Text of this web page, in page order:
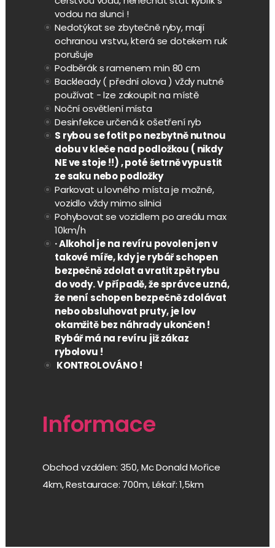
vodou na slunci !
Nedotýkat se zbytečně ryby, mají
ochranou vrstvu, která se dotekem ruk
porušuje
Podběrák s ramenem min 80 cm
Backleady ( přední olova ) vždy nutné
používat - lze zakoupit na místě
Noční osvětlení místa
Desinfekce určená k ošetření ryb
S rybou se fotit po nezbytně nutnou
dobu v kleče nad podložkou ( nikdy
NE ve stoje !!) , poté šetrně vypustit
ze saku nebo podložky
Parkovat u lovného místa je možné,
vozidlo vždy mimo silnici
Pohybovat se vozidlem po areálu max
10km/h
· Alkohol je na revíru povolen jen v
takové míře, kdy je rybář schopen
bezpečně zdolat a vratit zpět rybu
do vody. V případě, že správce uzná,
že není schopen bezpečně zdolávat
nebo obsluhovat pruty, je lov
okamžitě bez náhrady ukončen !
Rybář má na revíru již zákaz
rybolovu !
KONTROLOVÁNO !
Informace
Obchod vzdálen: 350, Mc Donald Mořice
4km, Restaurace: 700m, Lékař: 1,5km